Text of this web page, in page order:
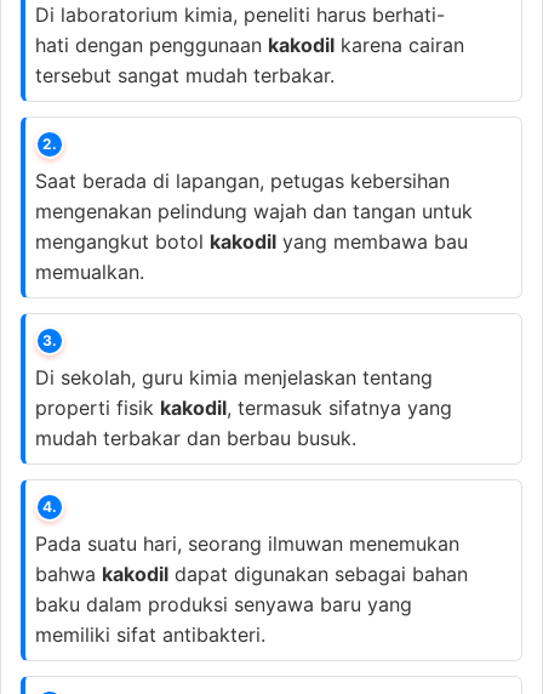
Di laboratorium kimia, peneliti harus berhati-
hati dengan penggunaan kakodil karena cairan
tersebut sangat mudah terbakar.
2.
Saat berada di lapangan, petugas kebersihan
mengenakan pelindung wajah dan tangan untuk
mengangkut botol kakodil yang membawa bau
memualkan.
3.
Di sekolah, guru kimia menjelaskan tentang
properti fisik kakodil, termasuk sifatnya yang
mudah terbakar dan berbau busuk.
4.
Pada suatu hari, seorang ilmuwan menemukan
bahwa kakodil dapat digunakan sebagai bahan
baku dalam produksi senyawa baru yang
memiliki sifat antibakteri.